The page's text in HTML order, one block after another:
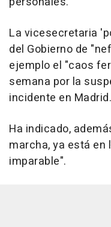
La vicesecretaria
del Gobierno de
ejemplo el "caos
semana por la
incidente en Madrid.
Ha indicado,
marcha, ya está
imparable".